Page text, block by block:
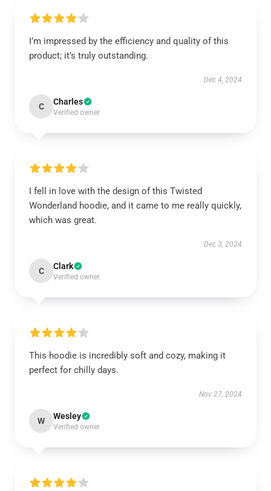
I’m impressed by the efficiency and quality of this
product; it’s truly outstanding.
Dec 4, 2024
C Charles
Verified owner
I fell in love with the design of this Twisted
Wonderland hoodie, and it came to me really quickly,
which was great.
Dec 3, 2024
C Clark
Verified owner
This hoodie is incredibly soft and cozy, making it
perfect for chilly days.
Nov 27, 2024
W Wesley
Verified owner